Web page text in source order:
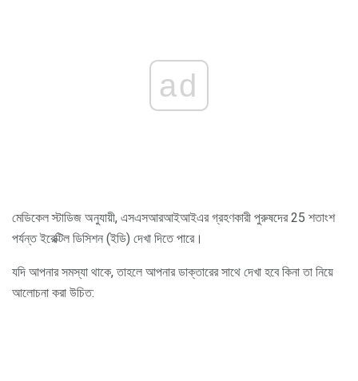
ad
মেডিকেল স্টাডিজ অনুযায়ী, এসএসআরআইআইএর গ্রহণকারী পুরুষদের 25 শতাংশ
পর্যন্ত ইরেক্টিল ডিসিশন (ইডি) দেখা দিতে পারে।
যদি আপনার সমস্যা থাকে, তাহলে আপনার ডাক্তারের সাথে দেখা হবে কিনা তা নিয়ে
আলোচনা করা উচিত: